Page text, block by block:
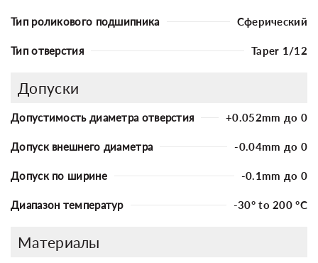
Тип роликового подшипника Сферический
Тип отверстия Taper 1/12
Допуски
Допустимость диаметра отверстия +0.052mm до 0
Допуск внешнего диаметра -0.04mm до 0
Допуск по ширине -0.1mm до 0
Диапазон температур -30° to 200 °C
Материалы